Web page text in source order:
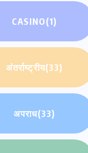
CASINO(1)
अंतर्राष्ट्रीय(33)
अपराध(33)